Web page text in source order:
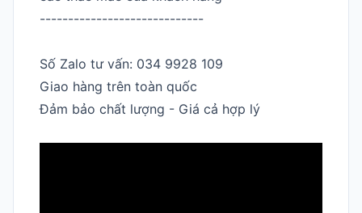
-----------------------------
Số Zalo tư vấn: 034 9928 109
Giao hàng trên toàn quốc
Đảm bảo chất lượng - Giá cả hợp lý